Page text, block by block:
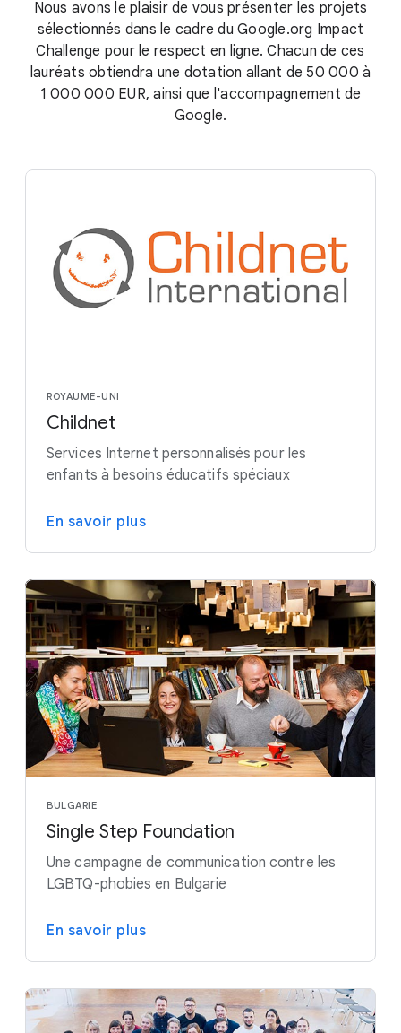
Nous avons le plaisir de vous présenter les projets
sélectionnés dans le cadre du Google.org Impact
Challenge pour le respect en ligne. Chacun de ces
lauréats obtiendra une dotation allant de 50 000 à
1 000 000 EUR, ainsi que l'accompagnement de
Google.
ROYAUME-UNI
Childnet
Services Internet personnalisés pour les
enfants à besoins éducatifs spéciaux
En savoir plus
BULGARIE
Single Step Foundation
Une campagne de communication contre les
LGBTQ-phobies en Bulgarie
En savoir plus